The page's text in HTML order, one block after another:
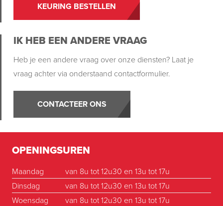
KEURING BESTELLEN
IK HEB EEN ANDERE VRAAG
Heb je een andere vraag over onze diensten? Laat je
vraag achter via onderstaand contactformulier.
CONTACTEER ONS
OPENINGSUREN
Maandag
van 8u tot 12u30 en 13u tot 17u
Dinsdag
van 8u tot 12u30 en 13u tot 17u
Woensdag
van 8u tot 12u30 en 13u tot 17u